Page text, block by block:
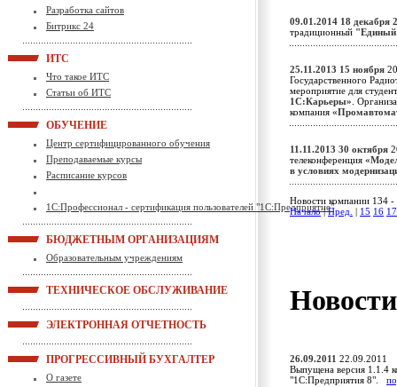
Разработка сайтов
Битрикс 24
ИТС
Что такое ИТС
Статьи об ИТС
ОБУЧЕНИЕ
Центр сертифицированного обучения
Преподаваемые курсы
Расписание курсов
1С:Профессионал - сертификация пользователей "1С:Предприятие"
БЮДЖЕТНЫМ ОРГАНИЗАЦИЯМ
Образовательным учреждениям
ТЕХНИЧЕСКОЕ ОБСЛУЖИВАНИЕ
ЭЛЕКТРОННАЯ ОТЧЕТНОСТЬ
ПРОГРЕССИВНЫЙ БУХГАЛТЕР
О газете
09.01.2014 18 декабря
традиционный
25.11.2013 15 ноября
Государственного
мероприятие для
1С:Карьеры».
компания
11.11.2013 30 октября
телеконференция
в условиях
Новости компании 134 -
Начало|Пред. 15 16 17
26.09.2011 22.09.2011
Выпущена версия 1.1.4
"1С:Предприятия 8".